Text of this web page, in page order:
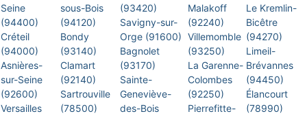
Seine
(94400)
Créteil
(94000)
Asnières-
sur-Seine
(92600)
Versailles
sous-Bois
(94120)
Bondy
(93140)
Clamart
(92140)
Sartrouville
(78500)
(93420)
Savigny-sur-
Orge (91600)
Bagnolet
(93170)
Sainte-
Geneviève-
des-Bois
Malakoff
(92240)
Villemomble
(93250)
La Garenne-
Colombes
(92250)
Pierrefitte-
Le Kremlin-
Bicêtre
(94270)
Limeil-
Brévannes
(94450)
Élancourt
(78990)